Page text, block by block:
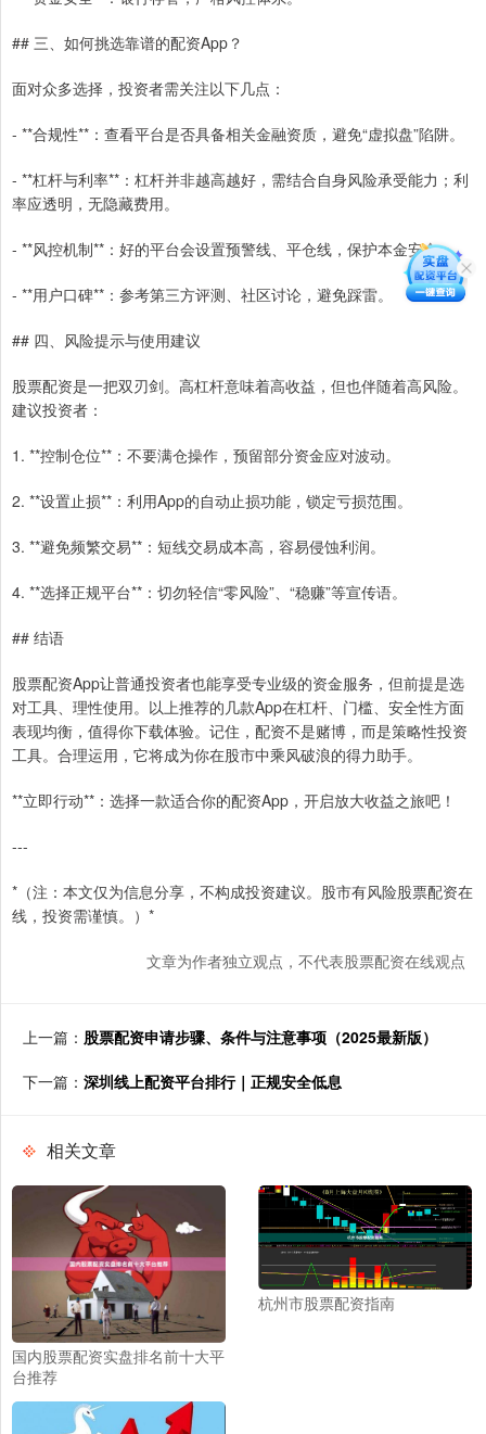
## 三、如何挑选靠谱的配资App？
面对众多选择，投资者需关注以下几点：
- **合规性**：查看平台是否具备相关金融资质，避免“虚拟盘”陷阱。
- **杠杆与利率**：杠杆并非越高越好，需结合自身风险承受能力；利
率应透明，无隐藏费用。
- **风控机制**：好的平台会设置预警线、平仓线，保护本金安全。
- **用户口碑**：参考第三方评测、社区讨论，避免踩雷。
## 四、风险提示与使用建议
股票配资是一把双刃剑。高杠杆意味着高收益，但也伴随着高风险。
建议投资者：
1. **控制仓位**：不要满仓操作，预留部分资金应对波动。
2. **设置止损**：利用App的自动止损功能，锁定亏损范围。
3. **避免频繁交易**：短线交易成本高，容易侵蚀利润。
4. **选择正规平台**：切勿轻信“零风险”、“稳赚”等宣传语。
## 结语
股票配资App让普通投资者也能享受专业级的资金服务，但前提是选
对工具、理性使用。以上推荐的几款App在杠杆、门槛、安全性方面
表现均衡，值得你下载体验。记住，配资不是赌博，而是策略性投资
工具。合理运用，它将成为你在股市中乘风破浪的得力助手。
**立即行动**：选择一款适合你的配资App，开启放大收益之旅吧！
---
*（注：本文仅为信息分享，不构成投资建议。股市有风险股票配资在
线，投资需谨慎。）*
文章为作者独立观点，不代表股票配资在线观点
上一篇： 股票配资申请步骤、条件与注意事项（2025最新版）
下一篇： 深圳线上配资平台排行｜正规安全低息
相关文章
国内股票配资实盘排名前十大平
台推荐
杭州市股票配资指南